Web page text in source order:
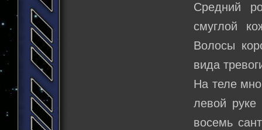
Средний
смуглой
Волосы
вида
На теле
левой
восемь